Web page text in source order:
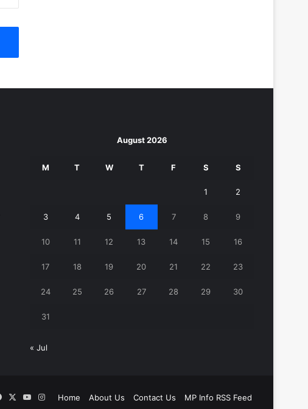
August 2026
M T W T F S S
1 2
3 4 5 6 7 8 9
10 11 12 13 14 15 16
17 18 19 20 21 22 23
24 25 26 27 28 29 30
31
« Jul
Home About Us Contact Us MP Info RSS Feed
Facebook
X YouTube
Instagram